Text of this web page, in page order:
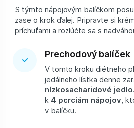
S týmto nápojovým balíčkom
zase o krok ďalej. Pripravte si
príchuťami a rozlúčte sa s
Prechodový balíček
V tomto kroku diétneho
jedálneho lístka denne
nízkosacharidové jedlo
k 4 porciám nápojov,
v balíčku.